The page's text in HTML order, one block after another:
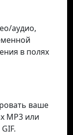
аудио,
в полях
ваше
MP3 или